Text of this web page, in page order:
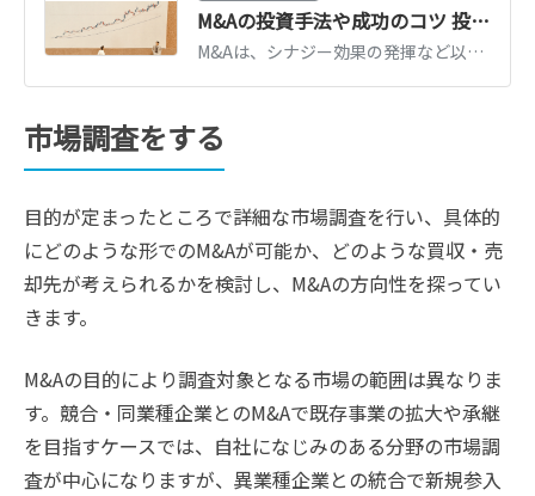
M&Aの投資手法や成功のコツ 投資ファンドのM&Aも徹底解説
M&Aは、シナジー効果の発揮など以外にも、投資(売却利益の獲得など)を目的として行われることもあります。この記事では、投資を目的としたM&Aの手法や成功させるポイントなどをわかりやすく解説します。（公認会計士 西田綱一 監修）
市場調査をする
目的が定まったところで詳細な市場調査を行い、具体的
にどのような形でのM&Aが可能か、どのような買収・売
却先が考えられるかを検討し、M&Aの方向性を探ってい
きます。
M&Aの目的により調査対象となる市場の範囲は異なりま
す。競合・同業種企業とのM&Aで既存事業の拡大や承継
を目指すケースでは、自社になじみのある分野の市場調
査が中心になりますが、異業種企業との統合で新規参入